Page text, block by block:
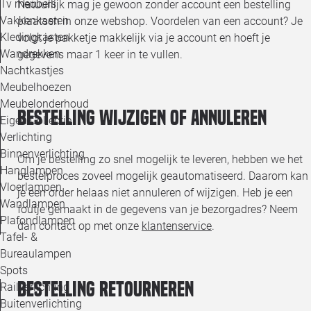
Tv meubels
Vakkenkasten
Kledingkasten
Wandrekken
Nachtkastjes
Meubelhoezen
Meubelonderhoud
Eigen Collectie
Verlichting
Binnenverlichting
Hanglampen
Vloerlampen
Wandlampen
Plafondlampen
Tafel- &
Bureaulampen
Spots
Railverlichting
Buitenverlichting
Natuurlijk mag je gewoon zonder account een bestelling
plaatsen in onze webshop. Voordelen van een account? Je
volgt je pakketje makkelijk via je account en hoeft je
gegevens maar 1 keer in te vullen.
Bestelling wijzigen of annuleren
Om je bestelling zo snel mogelijk te leveren, hebben we het
bestelproces zoveel mogelijk geautomatiseerd. Daarom kan
je een order helaas niet annuleren of wijzigen. Heb je een
foutje gemaakt in de gegevens van je bezorgadres? Neem
dan contact op met onze klantenservice.
Bestelling retourneren